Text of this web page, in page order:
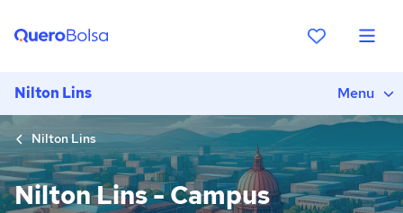
Nilton Lins Menu
Nilton Lins
Nilton Lins - Campus